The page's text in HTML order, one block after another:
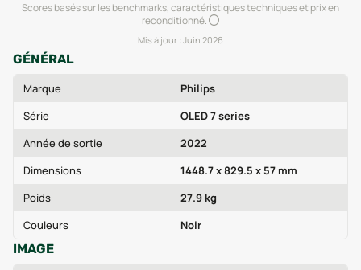
Scores basés sur les benchmarks, caractéristiques techniques et prix en
reconditionné.
Mis à jour : Juin 2026
GÉNÉRAL
Marque
Philips
Série
OLED 7 series
Année de sortie
2022
Dimensions
1448.7 x 829.5 x 57 mm
Poids
27.9 kg
Couleurs
Noir
IMAGE